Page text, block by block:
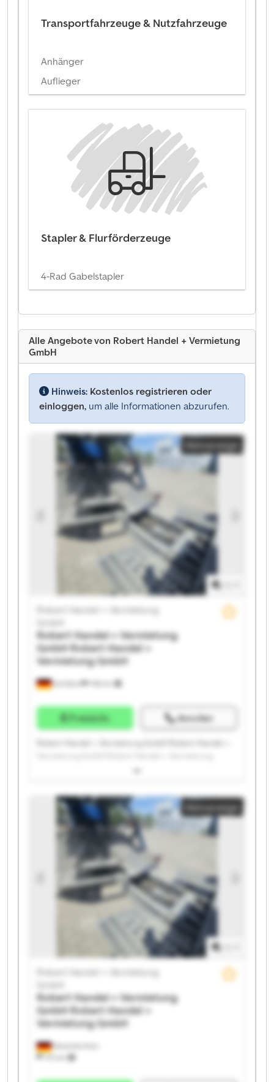
Transportfahrzeuge & Nutzfahrzeuge
Anhänger
Auflieger
Stapler & Flurförderzeuge
4-Rad Gabelstapler
Alle Angebote von Robert Handel + Vermietung
GmbH
Hinweis: Kostenlos registrieren oder
einloggen, um alle Informationen abzurufen.
Kleinanzeige
Schüttorf
Robert Handel + Vermietung
Robert Handel + Vermietung
GmbHRobert Handel +
Vermietung GmbH
Preisinfo Anrufen
GmbH Robert Handel + Vermietung GmbH Robert
Vermietung GmbH Robert Handel + Vermietung
GmbH Robert Handel + Vermietung GmbH Robert
Handel + Vermietung GmbH Robert Handel +
Vermietung GmbH Robert Handel + Vermietung
GmbH Robert Handel + Vermietung GmbH Robert
Handel + Vermietung GmbH Robert Handel +
Vermietung GmbH Robert Handel + Vermietung
GmbH Robert Handel + Vermietung GmbH Robert
Handel + Vermietung GmbH Robert Handel +
Vermietung GmbH Robert Handel + Vermietung
GmbH Robert Handel + Vermietung GmbH
Kleinanzeige
Neuenkirchen
731 km
Robert Handel + Vermietung
Robert Handel + Vermietung
GmbHRobert Handel +
Vermietung GmbH